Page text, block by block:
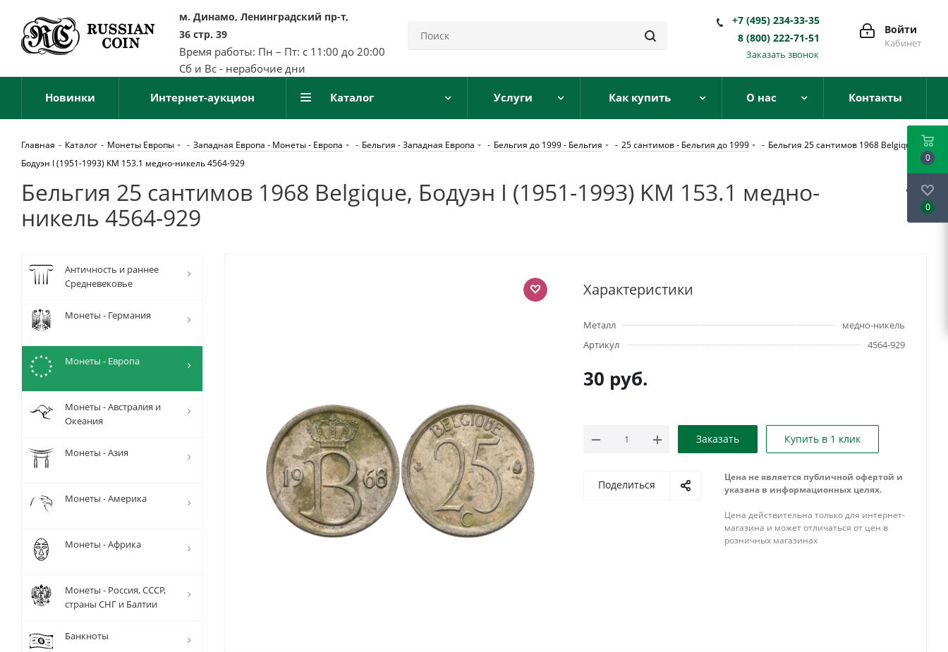
м. Динамо, Ленинградский пр-т,
36 стр. 39
Время работы: Пн – Пт: с 11:00 до 20:00
Сб и Вс - нерабочие дни
Войти
Кабинет
+7 (495) 234-33-35
8 (800) 222-71-51
Заказать звонок
Новинки Интернет-аукцион Каталог Услуги Как купить О нас Контакты
Главная - Каталог - Монеты Европы - Западная Европа - Монеты - Европа - Бельгия - Западная Европа - Бельгия до 1999 - Бельгия - 25 сантимов - Бельгия до 1999 - Бельгия 25 сантимов 1968 Belgique,
Бодуэн I (1951-1993) KM 153.1 медно-никель 4564-929
Бельгия 25 сантимов 1968 Belgique, Бодуэн I (1951-1993) KM 153.1 медно-
никель 4564-929
Характеристики
Металл
медно-никель
Артикул
4564-929
30 руб.
Заказать Купить в 1 клик
Поделиться
Цена не является публичной офертой и
указана в информационных целях.
Цена действительна только для интернет-
магазина и может отличаться от цен в
розничных магазинах
Античность и раннее
Средневековье
Монеты - Германия
Монеты - Европа
Монеты - Австралия и
Океания
Монеты - Азия
Монеты - Америка
Монеты - Африка
Монеты - Россия, СССР,
страны СНГ и Балтии
Банкноты
0
0